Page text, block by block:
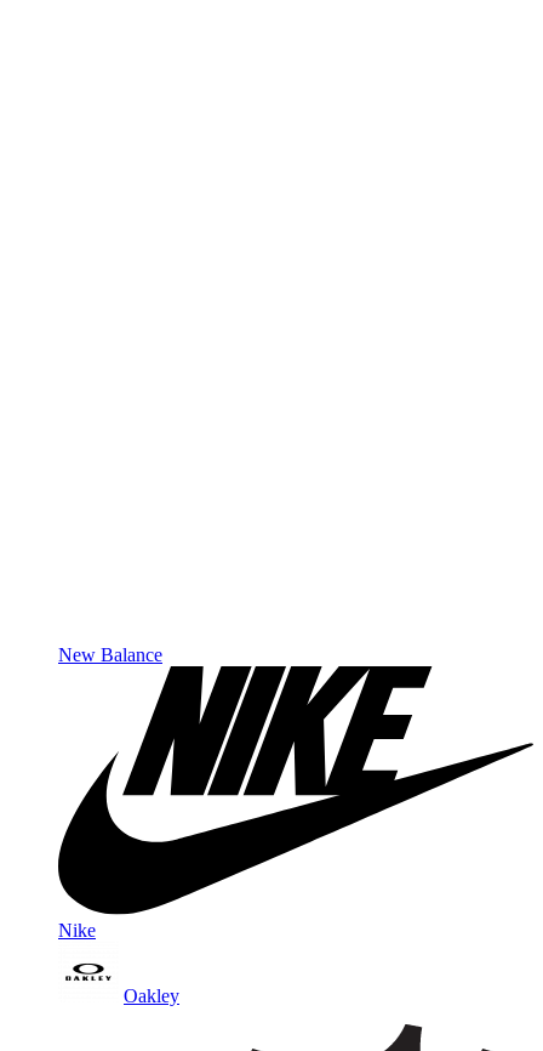
New Balance
Nike
Oakley